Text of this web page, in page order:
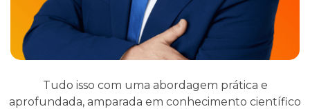
Tudo isso com uma abordagem prática e
aprofundada, amparada em conhecimento científico